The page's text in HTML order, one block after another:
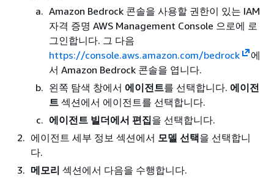
Amazon Bedrock 콘솔을 사용할 권한이 있는 IAM
자격 증명 AWS Management Console 으로에 로
그인합니다. 그 다음
https://console.aws.amazon.com/bedrock
에
서 Amazon Bedrock 콘솔을 엽니다.
왼쪽 탐색 창에서 에이전트를 선택합니다. 에이전
트 섹션에서 에이전트를 선택합니다.
에이전트 빌더에서 편집을 선택합니다.
에이전트 세부 정보 섹션에서 모델 선택을 선택합니
다.
메모리 섹션에서 다음을 수행합니다.